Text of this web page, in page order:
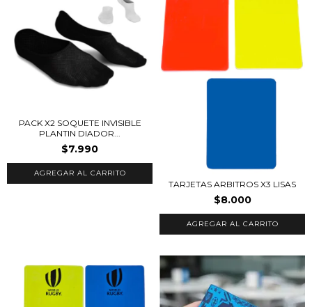
PACK X2 SOQUETE INVISIBLE
PLANTIN DIADOR...
$7.990
TARJETAS ARBITROS X3 LISAS
$8.000